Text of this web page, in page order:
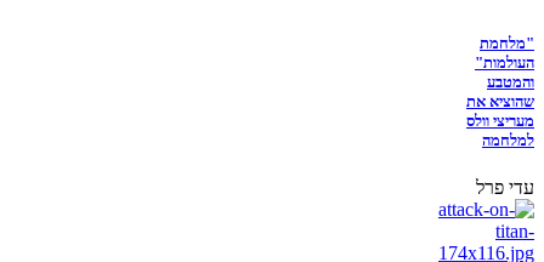
"מלחמת
העולמות"
והמטבע
שהוציא את
מעריצי וולס
למלחמה
עדי פרל